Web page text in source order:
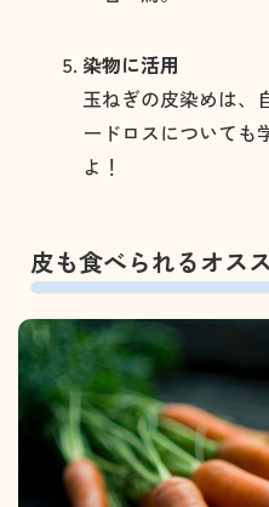
染物に活用
玉ねぎの皮染めは、
ードロスについても
よ！
皮も食べられるオス